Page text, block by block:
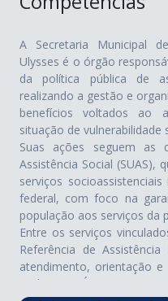
A Secretaria Municipal
Ulysses é o órgão
da política pública de
realizando a gestão e
benefícios voltados ao
situação de vulnerabilidade
Suas ações seguem as
Assistência Social (SUAS),
serviços
federal, com foco na
população aos serviços da
Entre os serviços
Referência de Assistência
atendimento, orientação
Cadastro Único para